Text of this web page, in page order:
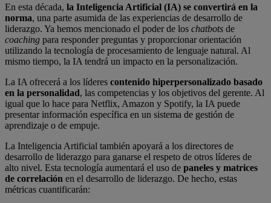
En esta década, la Inteligencia Artificial (IA) se convertirá en la
norma, una parte asumida de las experiencias de desarrollo de
liderazgo. Ya hemos mencionado el poder de los chatbots de
coaching para responder preguntas y proporcionar orientación
utilizando la tecnología de procesamiento de lenguaje natural. Al
mismo tiempo, la IA tendrá un impacto en la personalización.
La IA ofrecerá a los líderes contenido hiperpersonalizado basado
en la personalidad, las competencias y los objetivos del gerente. Al
igual que lo hace para Netflix, Amazon y Spotify, la IA puede
presentar información específica en un sistema de gestión de
aprendizaje o de empuje.
La Inteligencia Artificial también apoyará a los directores de
desarrollo de liderazgo para ganarse el respeto de otros líderes de
alto nivel. Esta tecnología aumentará el uso de paneles y matrices
de correlación en el desarrollo de liderazgo. De hecho, estas
métricas cuantificarán: